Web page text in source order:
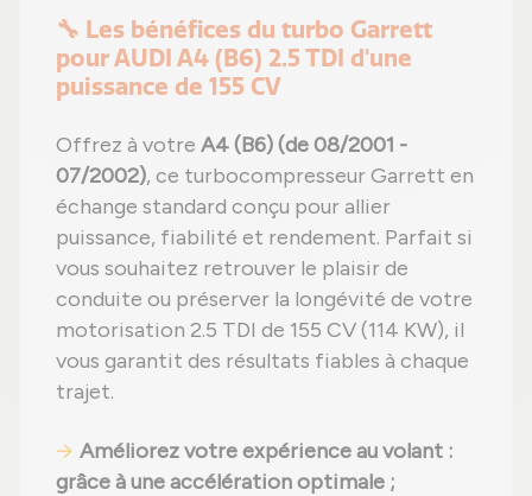
🔧 Les bénéfices du turbo Garrett
pour AUDI A4 (B6) 2.5 TDI d'une
puissance de 155 CV
Offrez à votre A4 (B6) (de 08/2001 -
07/2002), ce turbocompresseur Garrett en
échange standard conçu pour allier
puissance, fiabilité et rendement. Parfait si
vous souhaitez retrouver le plaisir de
conduite ou préserver la longévité de votre
motorisation 2.5 TDI de 155 CV (114 KW), il
vous garantit des résultats fiables à chaque
trajet.
Améliorez votre expérience au volant :
grâce à une accélération optimale ;